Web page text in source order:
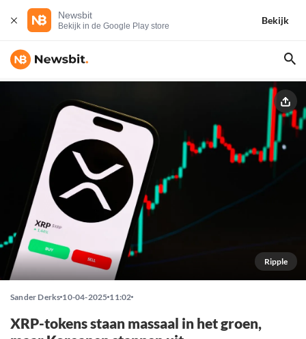
Newsbit
Bekijk in de Google Play store
Bekijk
Ripple
Sander Derks 10-04-2025 11:02
XRP-tokens staan massaal in het groen,